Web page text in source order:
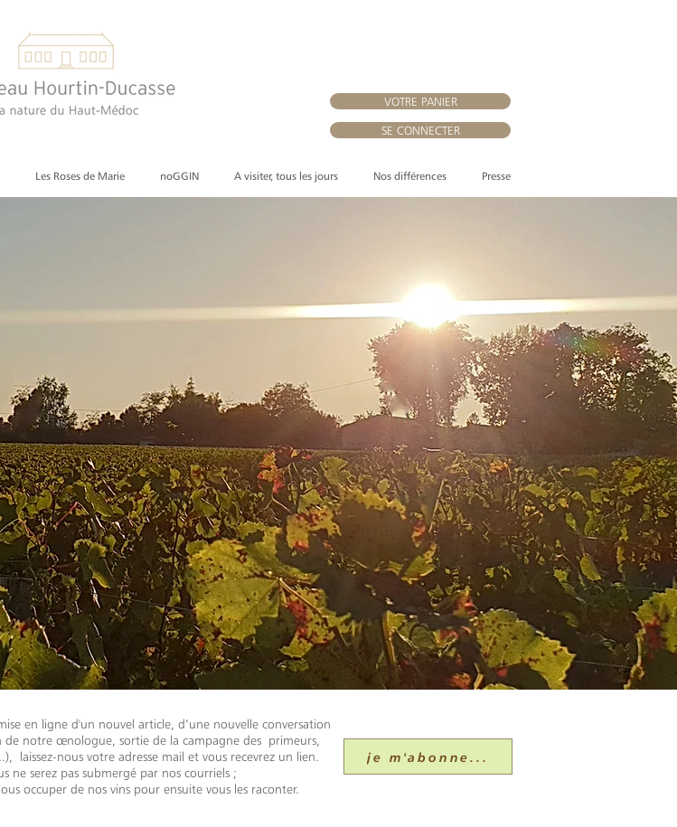
VOTRE PANIER
SE CONNECTER
Les Roses de Marie noGGIN A visiter, tous les jours Nos différences Presse
en ligne d'un nouvel article, d’une nouvelle conversation
de notre œnologue, sortie de la campagne des primeurs,
laissez-nous votre adresse mail et vous recevrez un lien.
ne serez pas submergé par nos courriels ;
occuper de nos vins pour ensuite vous les raconter.
je m'abonne...